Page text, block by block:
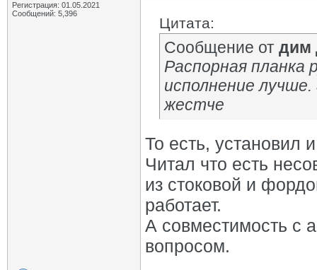
Регистрация: 01.05.2021
Сообщений: 5,396
Цитата:
Сообщение от дим
Распорная планка
исполнение
жестче
То есть, установил
Читал что есть
из стоковой и
работает.
А совместимость с
вопросом.